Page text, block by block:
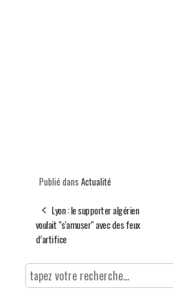
Publié dans Actualité
Lyon : le supporter algérien
voulait "s'amuser" avec des feux
d’artifice